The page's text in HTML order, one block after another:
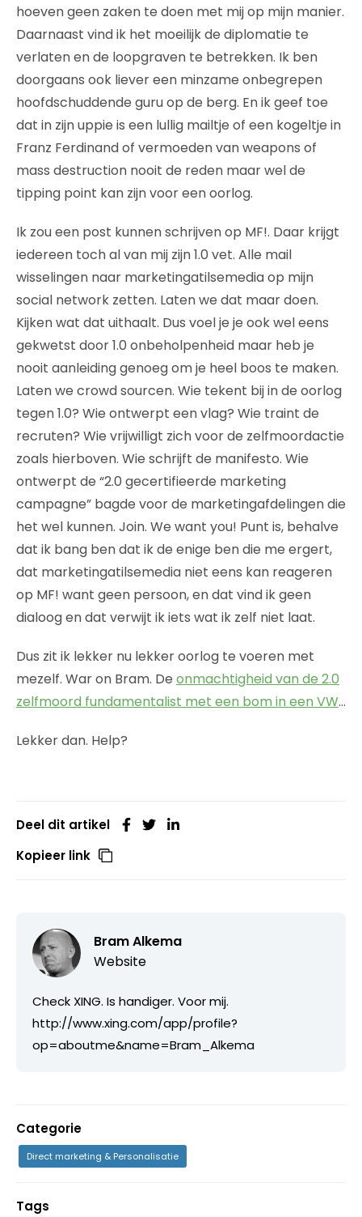
hoeven geen zaken te doen met mij op mijn manier.
Daarnaast vind ik het moeilijk de diplomatie te
verlaten en de loopgraven te betrekken. Ik ben
doorgaans ook liever een minzame onbegrepen
hoofdschuddende guru op de berg. En ik geef toe
dat in zijn uppie is een lullig mailtje of een kogeltje in
Franz Ferdinand of vermoeden van weapons of
mass destruction nooit de reden maar wel de
tipping point kan zijn voor een oorlog.
Ik zou een post kunnen schrijven op MF!. Daar krijgt
iedereen toch al van mij zijn 1.0 vet. Alle mail
wisselingen naar marketingatilsemedia op mijn
social network zetten. Laten we dat maar doen.
Kijken wat dat uithaalt. Dus voel je je ook wel eens
gekwetst door 1.0 onbeholpenheid maar heb je
nooit aanleiding genoeg om je heel boos te maken.
Laten we crowd sourcen. Wie tekent bij in de oorlog
tegen 1.0? Wie ontwerpt een vlag? Wie traint de
recruten? Wie vrijwilligt zich voor de zelfmoordactie
zoals hierboven. Wie schrijft de manifesto. Wie
ontwerpt de “2.0 gecertifieerde marketing
campagne” bagde voor de marketingafdelingen die
het wel kunnen. Join. We want you! Punt is, behalve
dat ik bang ben dat ik de enige ben die me ergert,
dat marketingatilsemedia niet eens kan reageren
op MF! want geen persoon, en dat vind ik geen
dialoog en dat verwijt ik iets wat ik zelf niet laat.
Dus zit ik lekker nu lekker oorlog te voeren met
mezelf. War on Bram. De onmachtigheid van de 2.0
zelfmoord fundamentalist met een bom in een VW…
Lekker dan. Help?
Deel dit artikel
Kopieer link
Bram Alkema
Website
Check XING. Is handiger. Voor mij.
http://www.xing.com/app/profile?
op=aboutme&name=Bram_Alkema
Categorie
Direct marketing & Personalisatie
Tags